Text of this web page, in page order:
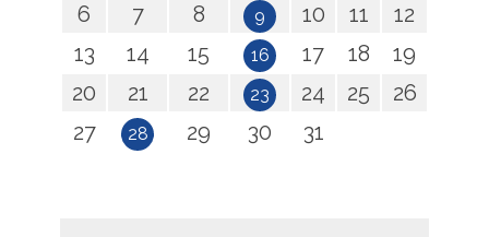
6
7 8 9 10 11
12
13
14 15 16 17 18
19
20
21 22 23 24 25
26
27
28 29 30 31